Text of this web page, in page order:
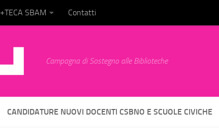
+TECA SBAM Contatti
Campagna di Sostegno alle Biblioteche
CANDIDATURE NUOVI DOCENTI CSBNO E SCUOLE CIVICHE